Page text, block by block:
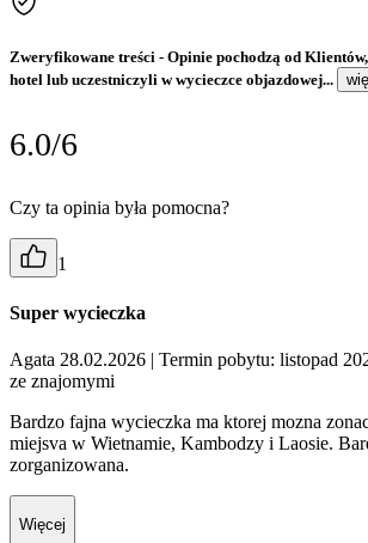
Zweryfikowane treści - Opinie pochodzą od
hotel lub uczestniczyli w wycieczce objazdowej...
6.0/6
Czy ta opinia była pomocna?
1
Super wycieczka
Agata 28.02.2026 | Termin pobytu: listopad
ze znajomymi
Bardzo fajna wycieczka ma ktorej mozna
miejsva w Wietnamie, Kambodzy i Laosie.
zorganizowana.
Więcej